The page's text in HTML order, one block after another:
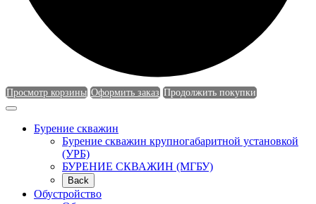
Просмотр корзины Оформить заказ Продолжить покупки
Бурение скважин
Бурение скважин крупногабаритной установкой
(УРБ)
БУРЕНИЕ СКВАЖИН (МГБУ)
Back
Обустройство